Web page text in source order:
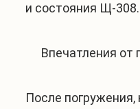
и состояния Щ-308.
Впечатления от
После